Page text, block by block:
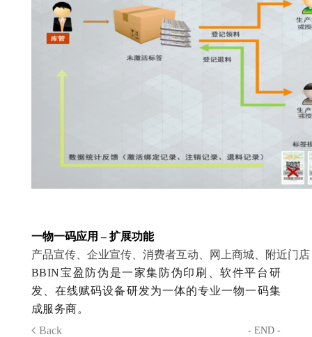
一物一码应用 – 扩展功能
产品宣传、企业宣传、消费者互动、网上商城、附近门店
BBIN宝盈防伪是一家集防伪印刷、软件平台研
发、在线赋码设备研发为一体的专业一物一码集
成服务商。
Back
- END -